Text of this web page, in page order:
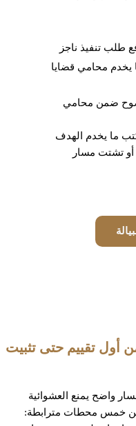
طلب تنفيذ ناجز
يخدم محامي قضايا
ضمن محامي
ما يخدم الهدف
تشتت مسار
أول تقييم حتى تثبيت
واضح يمنع العشوائية
من خمس محطات مترابطة: